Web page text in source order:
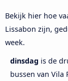
Bekijk hier hoe
Lissabon zijn,
week.
dinsdag is de
bussen van Vila